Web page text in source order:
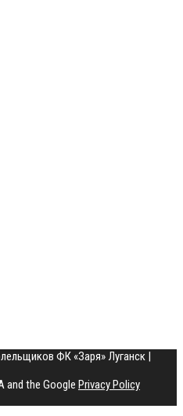
ФК «Заря» Луганск |
and the Google Privacy Policy